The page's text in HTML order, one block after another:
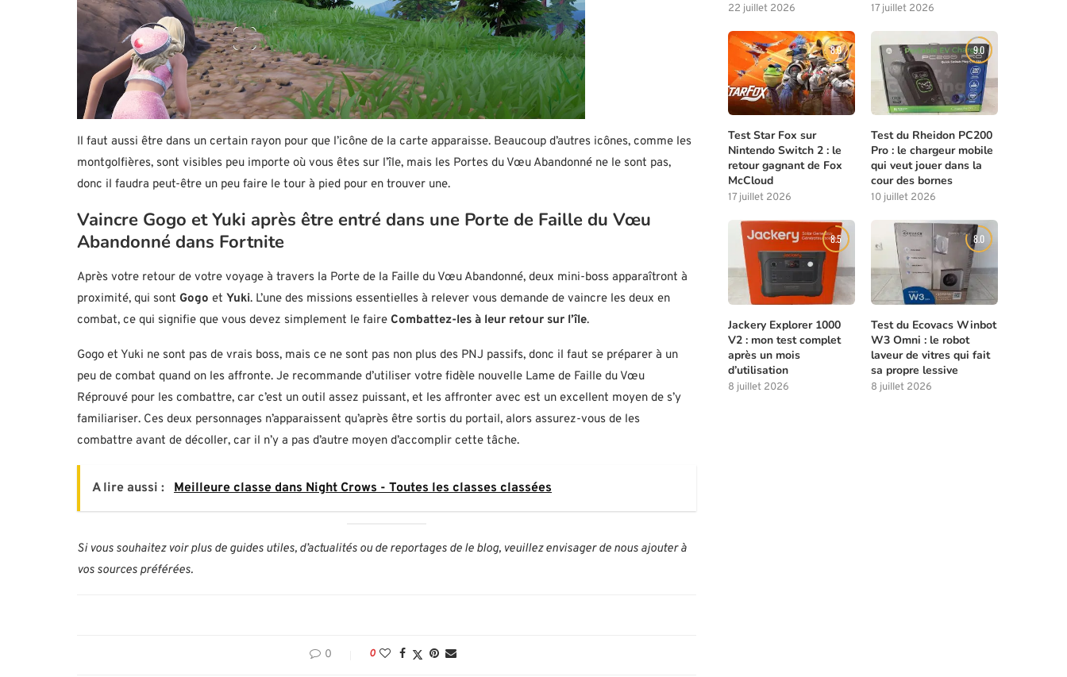
Il faut aussi être dans un certain rayon pour que l’icône de la carte apparaisse. Beaucoup d’autres icônes, comme les
montgolfières, sont visibles peu importe où vous êtes sur l’île, mais les Portes du Vœu Abandonné ne le sont pas,
donc il faudra peut-être un peu faire le tour à pied pour en trouver une.
Vaincre Gogo et Yuki après être entré dans une Porte de Faille du Vœu
Abandonné dans Fortnite
Après votre retour de votre voyage à travers la Porte de la Faille du Vœu Abandonné, deux mini-boss apparaîtront à
proximité, qui sont Gogo et Yuki. L’une des missions essentielles à relever vous demande de vaincre les deux en
combat, ce qui signifie que vous devez simplement le faire Combattez-les à leur retour sur l’île.
Gogo et Yuki ne sont pas de vrais boss, mais ce ne sont pas non plus des PNJ passifs, donc il faut se préparer à un
peu de combat quand on les affronte. Je recommande d’utiliser votre fidèle nouvelle Lame de Faille du Vœu
Réprouvé pour les combattre, car c’est un outil assez puissant, et les affronter avec est un excellent moyen de s’y
familiariser. Ces deux personnages n’apparaissent qu’après être sortis du portail, alors assurez-vous de les
combattre avant de décoller, car il n’y a pas d’autre moyen d’accomplir cette tâche.
A lire aussi : Meilleure classe dans Night Crows - Toutes les classes classées
Si vous souhaitez voir plus de guides utiles, d’actualités ou de reportages de le blog, veuillez envisager de nous ajouter à
vos sources préférées.
0 0
22 juillet 2026 17 juillet 2026
8.0
Test Star Fox sur
Nintendo Switch 2 : le
retour gagnant de Fox
McCloud
17 juillet 2026
9.0
Test du Rheidon PC200
Pro : le chargeur mobile
qui veut jouer dans la
cour des bornes
10 juillet 2026
8.5
Jackery Explorer 1000
V2 : mon test complet
après un mois
d’utilisation
8 juillet 2026
8.0
Test du Ecovacs Winbot
W3 Omni : le robot
laveur de vitres qui fait
sa propre lessive
8 juillet 2026